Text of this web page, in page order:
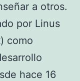
a otros.
por Linus
) como
hace 16